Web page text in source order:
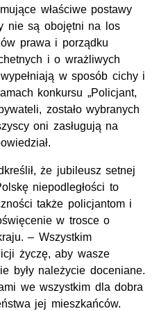
właściwe postawy
nie są obojętni na los
prawa i porządku
i o wrażliwych
w sposób cichy i
konkursu „Policjant,
zostało wybranych
oni zasługują na
że jubileusz setnej
niepodległości to
także policjantom i
w trosce o
– Wszystkim
życzę, aby wasze
były należycie doceniane.
we wszystkim dla dobra
jej mieszkańców.